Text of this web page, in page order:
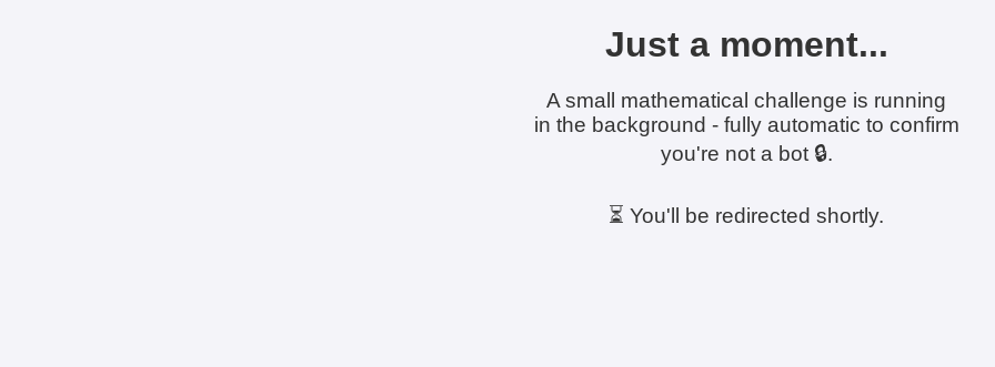
Just a moment...
A small mathematical challenge is running
in the background - fully automatic to confirm
you're not a bot 🔒.
⏳ You'll be redirected shortly.